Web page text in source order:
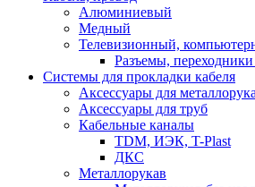
Алюминиевый
Медный
Телевизионный,
Разъемы,
Системы для прокладки кабеля
Аксессуары для
Аксессуары для труб
Кабельные каналы
TDM, ИЭК, T-Plast
ДКС
Металлорукав